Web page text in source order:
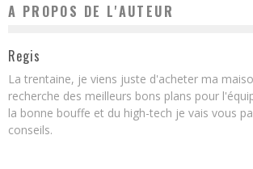
A PROPOS DE L'AUTEUR
Regis
La trentaine, je viens juste d'acheter ma
recherche des meilleurs bons plans pour
la bonne bouffe et du high-tech je vais vous
conseils.